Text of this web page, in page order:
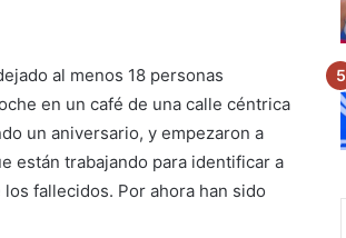
al menos 18 personas
en un café de una calle céntrica
un aniversario, y empezaron a
están trabajando para identificar a
fallecidos. Por ahora han sido